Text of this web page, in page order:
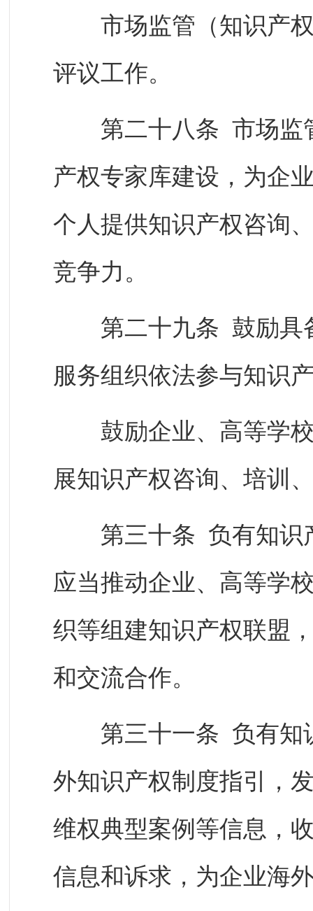
市场监管（知识产权
评议工作。
第二十八条 市场监
产权专家库建设，为企
个人提供知识产权咨询
竞争力。
第二十九条 鼓励具
服务组织依法参与知识
鼓励企业、高等学校
展知识产权咨询、培训
第三十条 负有知识
应当推动企业、高等学
织等组建知识产权联盟
和交流合作。
第三十一条 负有知
外知识产权制度指引，
维权典型案例等信息，
信息和诉求，为企业海